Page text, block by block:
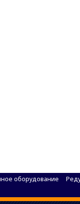
оборудование